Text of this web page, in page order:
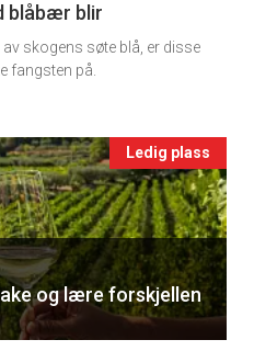
blåbær blir
skogens søte blå, er disse
fangsten på.
Ledig plass
og lære forskjellen